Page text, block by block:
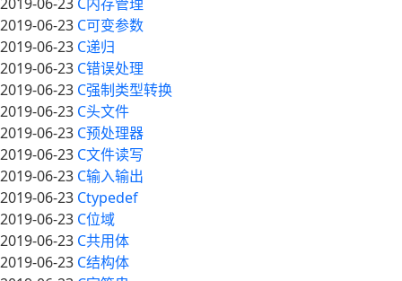
2019-06-23 C可变参数
2019-06-23 C递归
2019-06-23 C错误处理
2019-06-23 C强制类型转换
2019-06-23 C头文件
2019-06-23 C预处理器
2019-06-23 C文件读写
2019-06-23 C输入输出
2019-06-23 Ctypedef
2019-06-23 C位域
2019-06-23 C共用体
2019-06-23 C结构体